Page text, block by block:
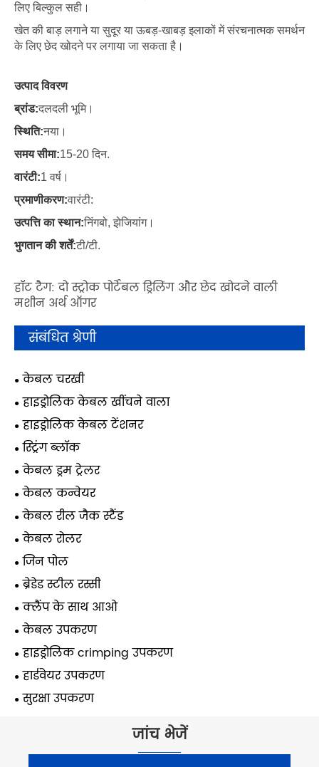
लिए बिल्कुल सही।
खेत की बाड़ लगाने या सुदूर या ऊबड़-खाबड़ इलाकों में संरचनात्मक समर्थन
के लिए छेद खोदने पर लगाया जा सकता है।
उत्पाद विवरण
ब्रांड:दलदली भूमि।
स्थिति:नया।
समय सीमा:15-20 दिन.
वारंटी:1 वर्ष।
प्रमाणीकरण:वारंटी:
उत्पत्ति का स्थान:निंगबो, झेजियांग।
भुगतान की शर्तें:टी/टी.
हॉट टैग: दो स्ट्रोक पोर्टेबल ड्रिलिंग और छेद खोदने वाली
मशीन अर्थ ऑगर
संबंधित श्रेणी
केबल चरखी
हाइड्रोलिक केबल खींचने वाला
हाइड्रोलिक केबल टेंशनर
स्ट्रिंग ब्लॉक
केबल ड्रम ट्रेलर
केबल कन्वेयर
केबल रील जैक स्टैंड
केबल रोलर
जिन पोल
ब्रेडेड स्टील रस्सी
क्लैंप के साथ आओ
केबल उपकरण
हाइड्रोलिक crimping उपकरण
हार्डवेयर उपकरण
सुरक्षा उपकरण
जांच भेजें